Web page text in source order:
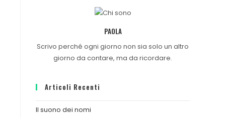
PAOLA
Scrivo perché ogni giorno non sia solo un altro
giorno da contare, ma da ricordare.
Articoli Recenti
Il suono dei nomi